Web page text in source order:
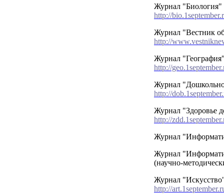
Журнал "Биология"
http://
Журнал "Вестник
http://
Журнал
http://
Журнал
http://
Журнал "Здоровье
http://
Журнал
Журнал
(научно-
Журнал
http://